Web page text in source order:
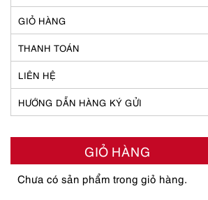
GIỎ HÀNG
THANH TOÁN
LIÊN HỆ
HƯỚNG DẪN HÀNG KÝ GỬI
GIỎ HÀNG
Chưa có sản phẩm trong giỏ hàng.